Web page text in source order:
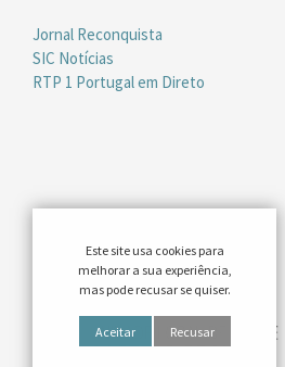
Jornal Reconquista
SIC Notícias
RTP 1 Portugal em Direto
Este site usa cookies para
melhorar a sua experiência,
mas pode recusar se quiser.
Aceitar Recusar